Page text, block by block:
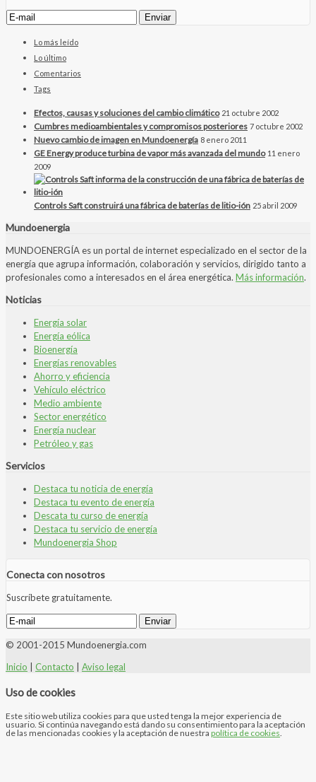
Lo más leído
Lo último
Comentarios
Tags
Efectos, causas y soluciones del cambio climático 21 octubre 2002
Cumbres medioambientales y compromisos posteriores 7 octubre 2002
Nuevo cambio de imagen en Mundoenergía 8 enero 2011
GE Energy produce turbina de vapor más avanzada del mundo 11 enero
2009
Controls Saft construirá una fábrica de baterías de litio-ión 25 abril 2009
Mundoenergia
MUNDOENERGÍA es un portal de internet especializado en el sector de la
energía que agrupa información, colaboración y servicios, dirigido tanto a
profesionales como a interesados en el área energética. Más información.
Noticias
Energía solar
Energía eólica
Bioenergía
Energías renovables
Ahorro y eficiencia
Vehículo eléctrico
Medio ambiente
Sector energético
Energía nuclear
Petróleo y gas
Servicios
Destaca tu noticia de energía
Destaca tu evento de energía
Descata tu curso de energía
Destaca tu servicio de energía
Mundoenergia Shop
Conecta con nosotros
Suscríbete gratuitamente.
© 2001-2015 Mundoenergia.com
Inicio
Contacto Aviso legal
Uso de cookies
Este sitio web utiliza cookies para que usted tenga la mejor experiencia de
usuario. Si continúa navegando está dando su consentimiento para la aceptación
de las mencionadas cookies y la aceptación de nuestra política de cookies